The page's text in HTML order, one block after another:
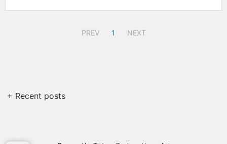
PREV 1 NEXT
+ Recent posts